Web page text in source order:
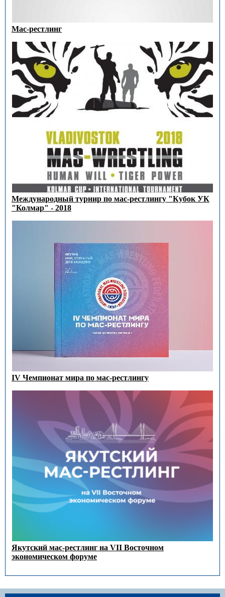
Мас-рестлинг
Международный турнир по мас-рестлингу "Кубок УК
"Колмар" - 2018
IV Чемпионат мира по мас-рестлингу
Якутский мас-рестлинг на VII Восточном
экономическом форуме